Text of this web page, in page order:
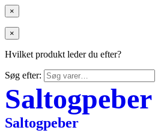
×
×
Hvilket produkt leder du efter?
Søg efter:
Saltogpeber
Saltogpeber